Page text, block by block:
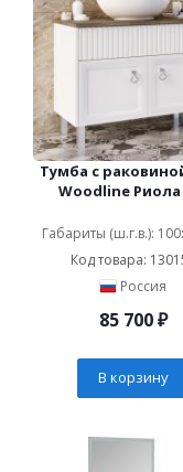
Тумба с
Woodline Риола
Габариты (ш.г.в.):
Код товара:
Россия
85 700₽
В корзину